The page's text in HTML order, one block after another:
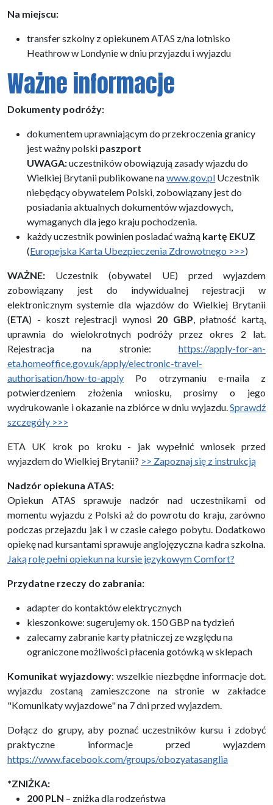
Na miejscu:
transfer szkolny z opiekunem ATAS z/na lotnisko
Heathrow w Londynie w dniu przyjazdu i wyjazdu
Ważne informacje
Dokumenty podróży:
dokumentem uprawniającym do przekroczenia granicy
jest ważny polski paszport
UWAGA:uczestników obowiązują zasady wjazdu do
Wielkiej Brytanii publikowane nawww.gov.pl Uczestnik
niebędący obywatelem Polski, zobowiązany jest do
posiadania aktualnych dokumentów wjazdowych,
wymaganych dla jego kraju pochodzenia.
każdy uczestnik powinien posiadać ważną kartę EKUZ
(Europejska Karta Ubezpieczenia Zdrowotnego >>>)
WAŻNE: Uczestnik (obywatel UE) przed wyjazdem
zobowiązany jest do indywidualnej rejestracji w
elektronicznym systemie dla wjazdów do Wielkiej Brytanii
(ETA) - koszt rejestracji wynosi 20 GBP , płatność kartą,
uprawnia do wielokrotnych podróży przez okres 2 lat.
Rejestracja na stronie: https://apply-for-an-
eta.homeoffice.gov.uk/apply/electronic-travel-
authorisation/how-to-apply Po otrzymaniu e-maila z
potwierdzeniem złożenia wniosku, prosimy o jego
wydrukowanie i okazanie na zbiórce w dniu wyjazdu. Sprawdź
szczegóły >>>
ETA UK krok po kroku - jak wypełnić wniosek przed
wyjazdem do Wielkiej Brytanii? >> Zapoznaj się z instrukcją
Nadzór opiekuna ATAS:
Opiekun ATAS sprawuje nadzór nad uczestnikami od
momentu wyjazdu z Polski aż do powrotu do kraju, zarówno
podczas przejazdu jak i w czasie całego pobytu. Dodatkowo
opiekę nad kursantami sprawuje anglojęzyczna kadra szkolna.
Jaką rolę pełni opiekun na kursie językowym Comfort?
Przydatne rzeczy do zabrania:
adapter do kontaktów elektrycznych
kieszonkowe: sugerujemy ok. 150 GBP na tydzień
zalecamy zabranie karty płatniczej ze względu na
ograniczone możliwości płacenia gotówką w sklepach
Komunikat wyjazdowy: wszelkie niezbędne informacje dot.
wyjazdu zostaną zamieszczone na stronie w zakładce
"Komunikaty wyjazdowe" na 7 dni przed wyjazdem.
Dołącz do grupy, aby poznać uczestników kursu i zdobyć
praktyczne informacje przed wyjazdem
https://www.facebook.com/groups/obozyatasanglia
*ZNIŻKA:
200 PLN – zniżka dla rodzeństwa